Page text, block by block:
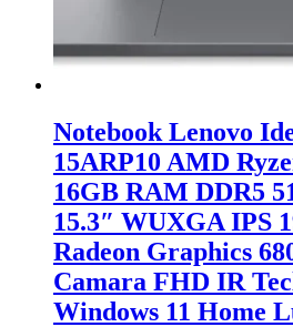
Notebook Lenovo
15ARP10 AMD
16GB RAM DDR5
15.3″ WUXGA IPS
Radeon Graphics
Camara FHD IR
Windows 11 Home